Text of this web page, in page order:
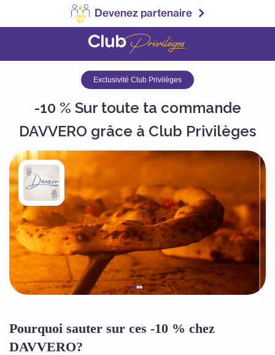
Devenez partenaire
Exclusivité Club Privilèges
-10 % Sur toute ta commande
DAVVERO grâce à Club Privilèges
Pourquoi sauter sur ces -10 % chez
DAVVERO?